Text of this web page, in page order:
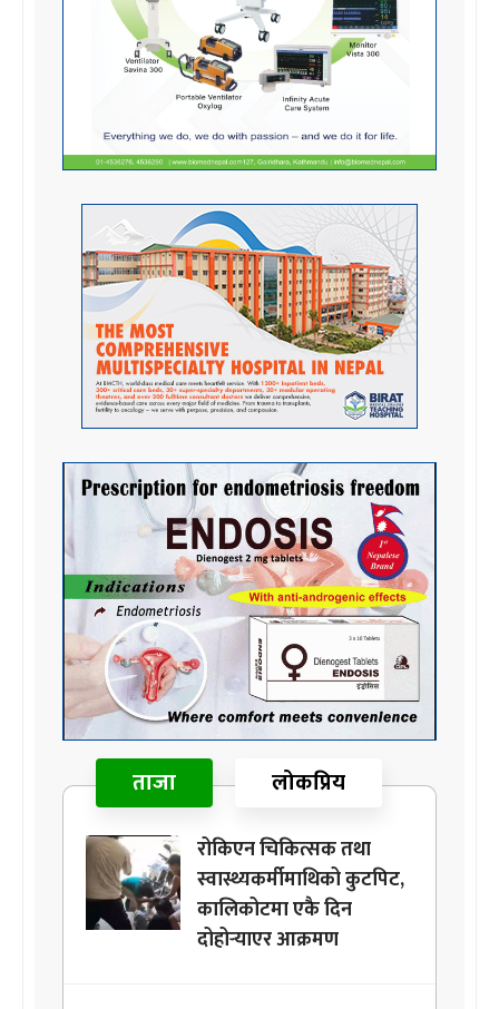
ताजा लोकप्रिय
रोकिएन चिकित्सक तथा
स्वास्थ्यकर्मीमाथिको कुटपिट,
कालिकोटमा एकै दिन
दोहोर्‍याएर आक्रमण